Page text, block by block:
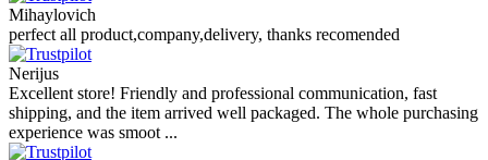
Mihaylovich
perfect all product,company,delivery, thanks recomended
Nerijus
Excellent store! Friendly and professional communication, fast
shipping, and the item arrived well packaged. The whole purchasing
experience was smoot ...